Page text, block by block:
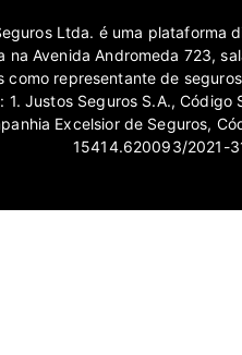
Ltda. é uma plataforma
Avenida Andromeda 723,
como representante de
Justos Seguros S.A., Código
Excelsior de Seguros,
15414.620093/2021-